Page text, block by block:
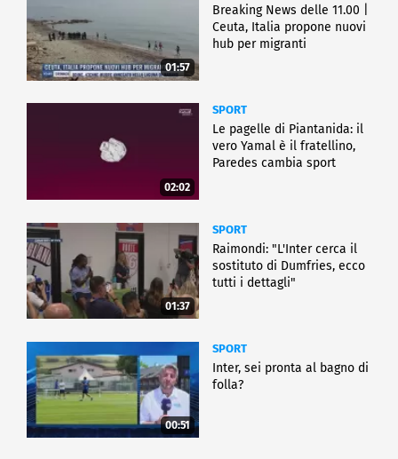
01:57
Breaking News delle 11.00 |
Ceuta, Italia propone nuovi
hub per migranti
02:02
SPORT
Le pagelle di Piantanida: il
vero Yamal è il fratellino,
Paredes cambia sport
01:37
SPORT
Raimondi: "L'Inter cerca il
sostituto di Dumfries, ecco
tutti i dettagli"
00:51
SPORT
Inter, sei pronta al bagno di
folla?